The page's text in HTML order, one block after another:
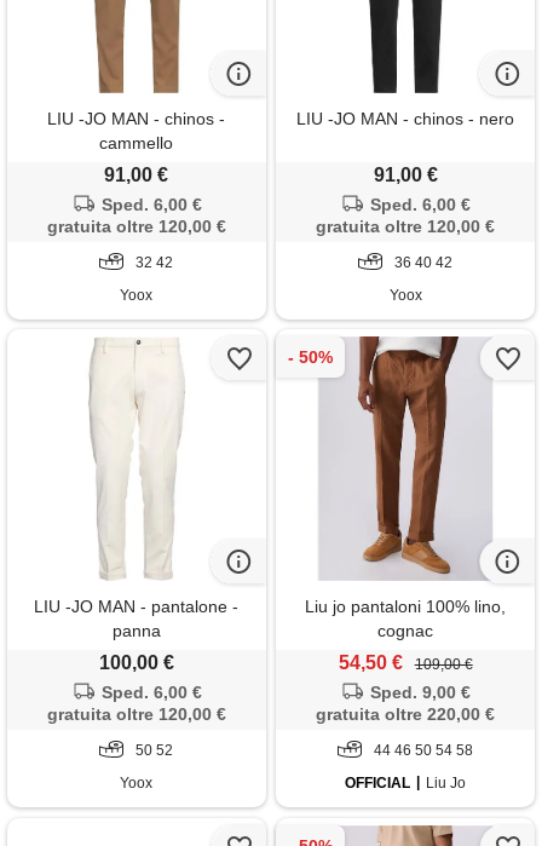
LIU -JO MAN - chinos -
cammello
91,00 €
Sped. 6,00 €
gratuita oltre 120,00 €
32 42
Yoox
LIU -JO MAN - chinos - nero
91,00 €
Sped. 6,00 €
gratuita oltre 120,00 €
36 40 42
Yoox
LIU -JO MAN - pantalone -
panna
100,00 €
Sped. 6,00 €
gratuita oltre 120,00 €
50 52
Yoox
Liu jo pantaloni 100% lino,
cognac
54,50 € 109,00 €
Sped. 9,00 €
gratuita oltre 220,00 €
44 46 50 54 58
OFFICIAL
Liu Jo